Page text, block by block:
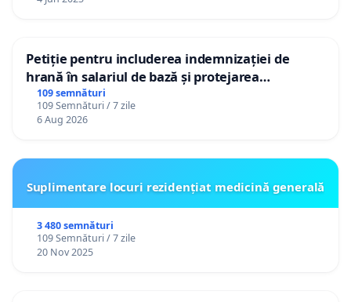
Petiție pentru includerea indemnizației de
hrană în salariul de bază și protejarea
gradațiilor de vechime pentru asistenții
personali
109 semnături
109 Semnături / 7 zile
6 Aug 2026
Suplimentare locuri rezidențiat medicină generală
3 480 semnături
109 Semnături / 7 zile
20 Nov 2025